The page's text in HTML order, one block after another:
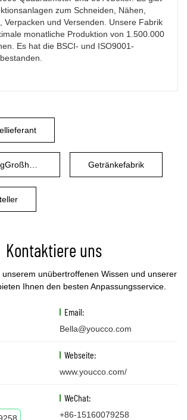
zum Schneiden, Nähen,
Verpacken und Versenden. Unsere Fabrik
monatliche Produktion von 1.500.000
Es hat die BSCI- und ISO9001-
Take Away BagGroßhandel Getränkefabrik
Kontaktiere uns
unserem unübertroffenen Wissen und unserer
Ihnen den besten Anpassungsservice.
Email:
Bella@youcco.com
Webseite:
www.youcco.com/
WeChat:
+86-15160079258